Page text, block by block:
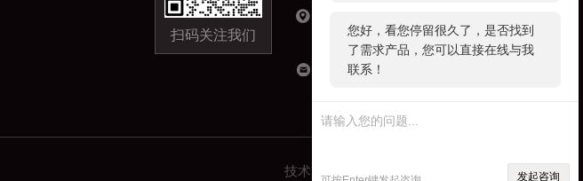
您好，看您停留很久了，是否找到
了需求产品，您可以直接在线与我
联系！
发起咨询
扫码关注我们
区C区-09栋301室
18508418209@163.com
技术支持： sitemap.xml